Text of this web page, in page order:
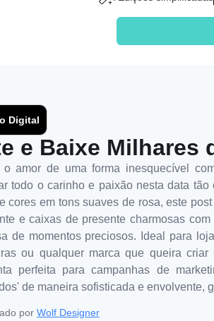
Digital
e Baixe Milhares
o amor de uma forma inesquecível
todo o carinho e paixão nesta data
cores em tons suaves de rosa, este
e caixas de presente charmosas
de momentos preciosos. Ideal para
ou qualquer marca que queira
perfeita para campanhas de
de maneira sofisticada e envolvente,
por Wolf Designer